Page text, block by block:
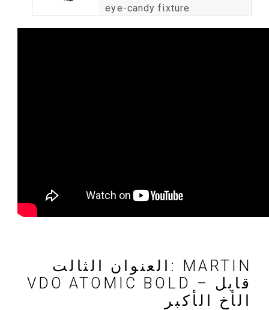
eye-candy fixture
العنوان الثالت: MARTIN
VDO ATOMIC BOLD – قابل
الأخ الأكبر